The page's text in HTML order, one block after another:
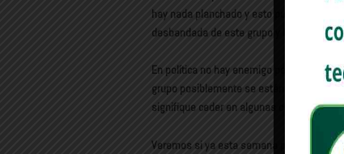
hay nada planchado y esto pudiera
desbandada de este grupo y la
En política no hay enemigo pequeño y si
grupo posiblemente se estén
signifique ceder en algunas cuestiones y
Veremos si ya esta semana publica la